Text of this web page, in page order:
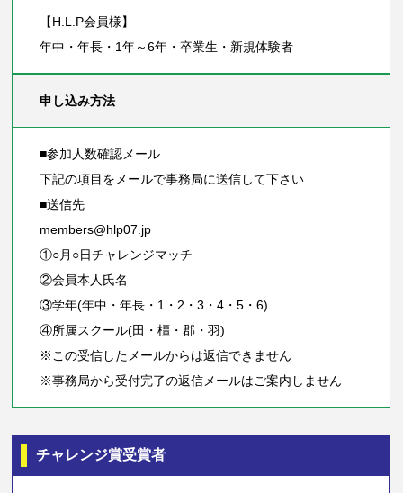
【H.L.P会員様】
年中・年長・1年～6年・卒業生・新規体験者
申し込み方法
■参加人数確認メール
下記の項目をメールで事務局に送信して下さい
■送信先
members@hlp07.jp
①○月○日チャレンジマッチ
②会員本人氏名
③学年(年中・年長・1・2・3・4・5・6)
④所属スクール(田・橿・郡・羽)
※この受信したメールからは返信できません
※事務局から受付完了の返信メールはご案内しません
チャレンジ賞受賞者